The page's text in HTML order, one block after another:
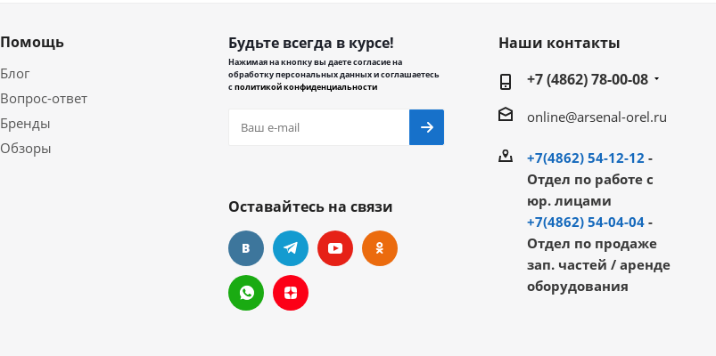
Помощь
Блог
Вопрос-ответ
Бренды
Обзоры
Будьте всегда в курсе!
Нажимая на кнопку вы даете согласие на
обработку персональных данных и соглашаетесь
сполитикой конфиденциальности
Оставайтесь на связи
Наши контакты
+7 (4862) 78-00-08
online@arsenal-orel.ru
+7(4862) 54-12-12 -
Отдел по работе с
юр. лицами
+7(4862) 54-04-04-
Отдел по продаже
зап. частей / аренде
оборудования